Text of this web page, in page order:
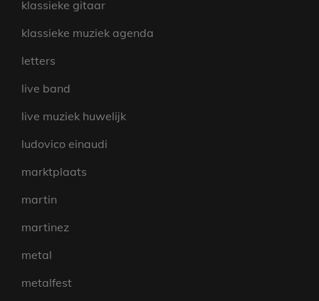
klassieke gitaar
klassieke muziek agenda
letters
live band
live muziek huwelijk
ludovico einaudi
marktplaats
martin
martinez
metal
metalfest